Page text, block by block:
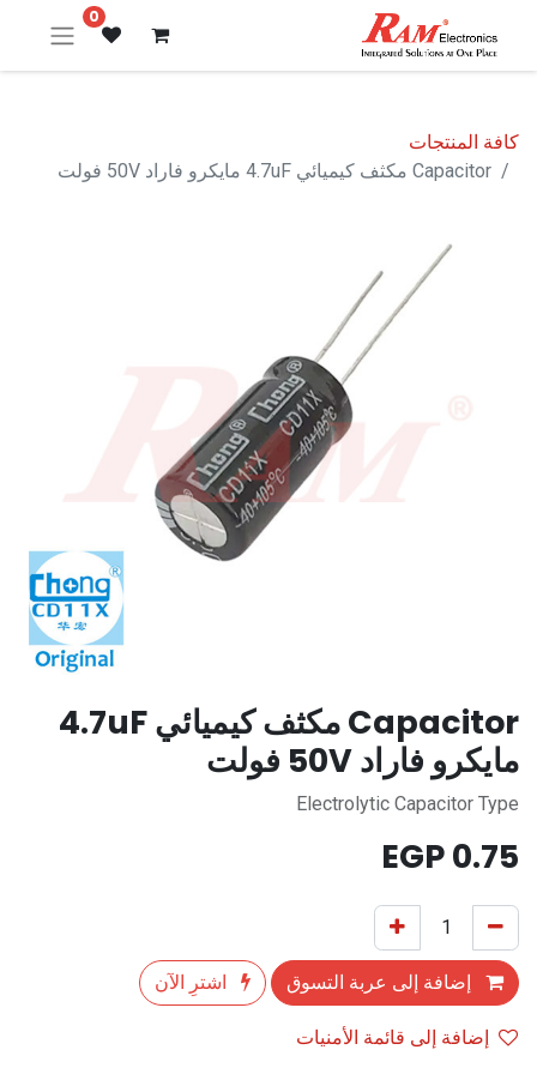
0
كافة المنتجات
Capacitor مكثف كيميائي 4.7uF مايكرو فاراد 50V فولت
Capacitor مكثف كيميائي 4.7uF
مايكرو فاراد 50V فولت
Electrolytic Capacitor Type
0.75
إضافة إلى عربة التسوق
اشترِ الآن
إضافة إلى قائمة الأمنيات